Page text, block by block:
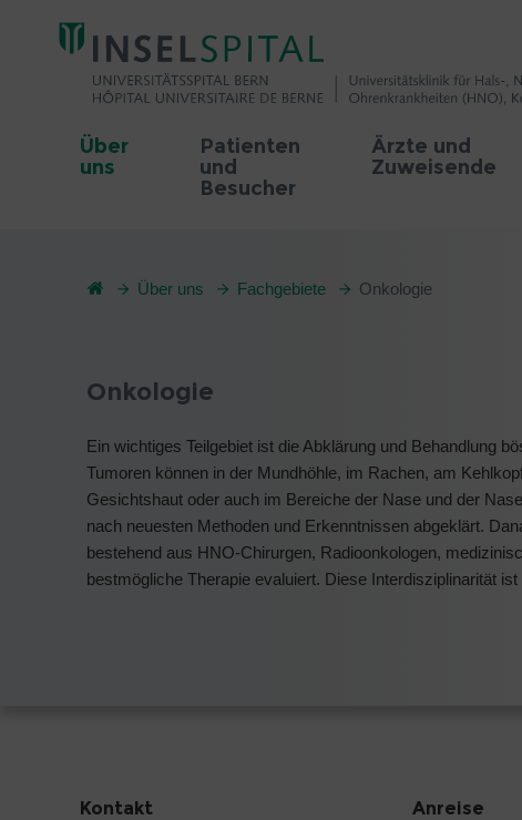
Über
uns
Patienten
und
Besucher
Ärzte und
Zuweisende
Über uns Fachgebiete Onkologie
Onkologie
Ein wichtiges Teilgebiet ist die Abklärung und Behandlung
Tumoren können in der Mundhöhle, im Rachen, am
Gesichtshaut oder auch im Bereiche der Nase und der
nach neuesten Methoden und Erkenntnissen abgeklärt.
bestehend aus HNO-Chirurgen, Radioonkologen,
bestmögliche Therapie evaluiert. Diese Interdisziplinarität
Kontakt Anreise